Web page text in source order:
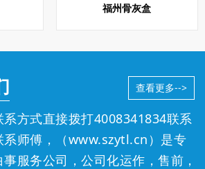
福州骨灰盒
查看更多-->
方式直接拨打4008341834联系
系师傅，（www.szytl.cn）是专
服务公司，公司化运作，售前，